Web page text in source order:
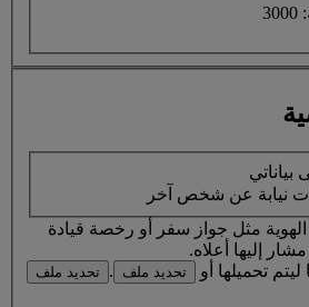
نيابة عن شخص آخر
مثل جواز سفر أو رخصة قيادة
إليها أعلاه.
تحميلها أو
تحديد ملف . تحديد ملف